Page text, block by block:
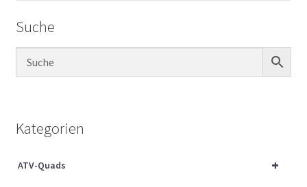
Sachs Ersatzteile
Über uns
Vertrag widerrufen
Suche
Kategorien
+
ATV-Quads